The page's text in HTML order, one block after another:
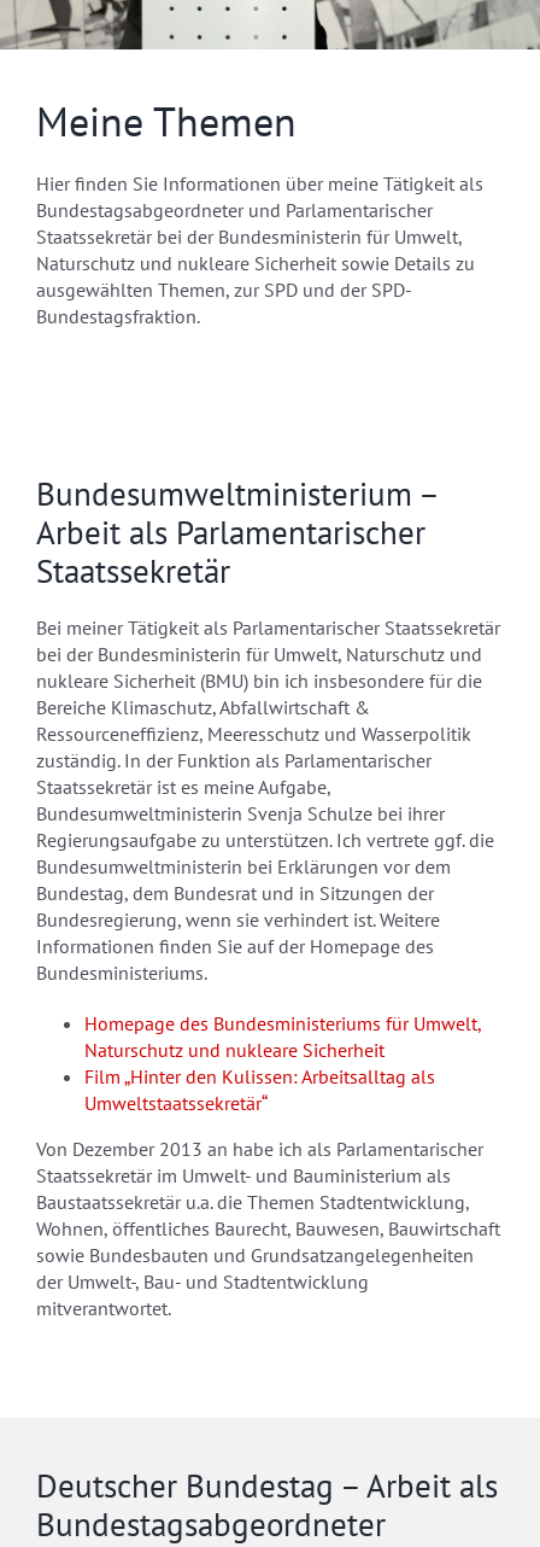
Meine Themen
Hier finden Sie Informationen über meine Tätigkeit als
Bundestagsabgeordneter und Parlamentarischer
Staatssekretär bei der Bundesministerin für Umwelt,
Naturschutz und nukleare Sicherheit sowie Details zu
ausgewählten Themen, zur SPD und der SPD-
Bundestagsfraktion.
Bundesumweltministerium –
Arbeit als Parlamentarischer
Staatssekretär
Bei meiner Tätigkeit als Parlamentarischer Staatssekretär
bei der Bundesministerin für Umwelt, Naturschutz und
nukleare Sicherheit (BMU) bin ich insbesondere für die
Bereiche Klimaschutz, Abfallwirtschaft &
Ressourceneffizienz, Meeresschutz und Wasserpolitik
zuständig. In der Funktion als Parlamentarischer
Staatssekretär ist es meine Aufgabe,
Bundesumweltministerin Svenja Schulze bei ihrer
Regierungsaufgabe zu unterstützen. Ich vertrete ggf. die
Bundesumweltministerin bei Erklärungen vor dem
Bundestag, dem Bundesrat und in Sitzungen der
Bundesregierung, wenn sie verhindert ist. Weitere
Informationen finden Sie auf der Homepage des
Bundesministeriums.
Homepage des Bundesministeriums für Umwelt,
Naturschutz und nukleare Sicherheit
Film „Hinter den Kulissen: Arbeitsalltag als
Umweltstaatssekretär“
Von Dezember 2013 an habe ich als Parlamentarischer
Staatssekretär im Umwelt- und Bauministerium als
Baustaatssekretär u.a. die Themen Stadtentwicklung,
Wohnen, öffentliches Baurecht, Bauwesen, Bauwirtschaft
sowie Bundesbauten und Grundsatzangelegenheiten
der Umwelt-, Bau- und Stadtentwicklung
mitverantwortet.
Deutscher Bundestag – Arbeit als
Bundestagsabgeordneter